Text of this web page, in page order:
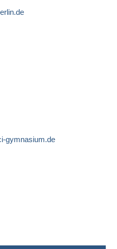
gymnasium.de